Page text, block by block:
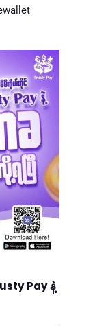
Pay နဲ့